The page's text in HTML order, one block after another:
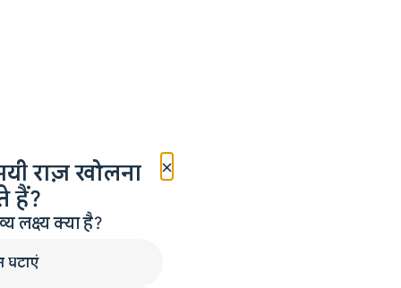
×
राज़ खोलना
हैं?
लक्ष्य क्या है?
घटाएं